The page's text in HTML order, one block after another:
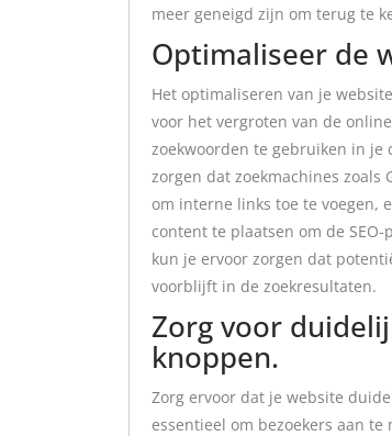
meer geneigd zijn om terug te
Optimaliseer de
Het optimaliseren van je
voor het vergroten van de
zoekwoorden te gebruiken in
zorgen dat zoekmachines
om interne links toe te voegen,
content te plaatsen om de
kun je ervoor zorgen dat
voorblijft in de zoekresultaten.
Zorg voor
knoppen.
Zorg ervoor dat je website
essentieel om bezoekers aan